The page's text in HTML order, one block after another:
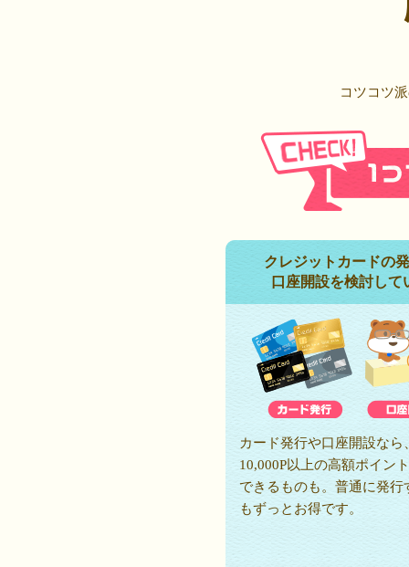
コツコツ
クレジットカードの
口座開設を検討して
カード発行や口座開設なら
10,000P以上の高額ポイン
できるものも。普通に発行
もずっとお得です。